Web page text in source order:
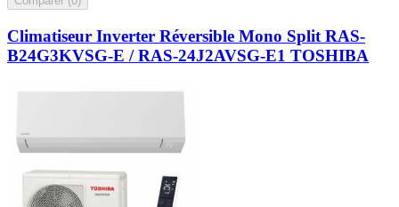
Climatiseur Inverter Réversible Mono Split RAS-
B24G3KVSG-E / RAS-24J2AVSG-E1 TOSHIBA